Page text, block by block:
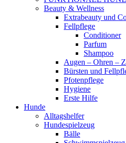
Beauty & Wellness
Extrabeauty und
Fellpflege
Conditioner
Parfum
Shampoo
Augen – Ohren –
Bürsten und
Pfotenpflege
Hygiene
Erste Hilfe
Hunde
Alltagshelfer
Hundespielzeug
Bälle